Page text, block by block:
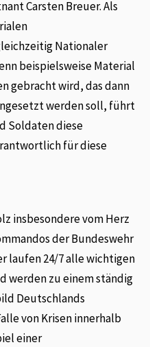
Carsten Breuer. Als
Nationaler
beispielsweise Material
gebracht wird, das dann
werden soll, führt
Soldaten diese
für diese
insbesondere vom Herz
der Bundeswehr
laufen 24/7 alle wichtigen
werden zu einem ständig
Deutschlands
von Krisen innerhalb
einer